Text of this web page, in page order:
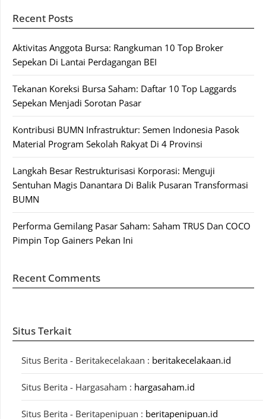
Recent Posts
Aktivitas Anggota Bursa: Rangkuman 10 Top Broker
Sepekan Di Lantai Perdagangan BEI
Tekanan Koreksi Bursa Saham: Daftar 10 Top Laggards
Sepekan Menjadi Sorotan Pasar
Kontribusi BUMN Infrastruktur: Semen Indonesia Pasok
Material Program Sekolah Rakyat Di 4 Provinsi
Langkah Besar Restrukturisasi Korporasi: Menguji
Sentuhan Magis Danantara Di Balik Pusaran Transformasi
BUMN
Performa Gemilang Pasar Saham: Saham TRUS Dan COCO
Pimpin Top Gainers Pekan Ini
Recent Comments
Situs Terkait
Situs Berita - Beritakecelakaan : beritakecelakaan.id
Situs Berita - Hargasaham : hargasaham.id
Situs Berita - Beritapenipuan : beritapenipuan.id